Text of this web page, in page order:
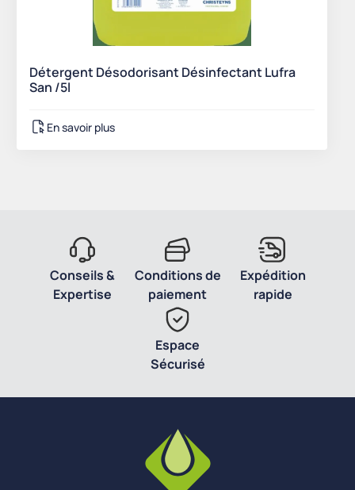
Détergent Désodorisant Désinfectant Lufra
San /5l
En savoir plus
Conseils &
Expertise
Conditions de
paiement
Expédition
rapide
Espace
Sécurisé